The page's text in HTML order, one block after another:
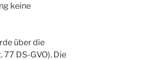
keine
über die
DS-GVO). Die